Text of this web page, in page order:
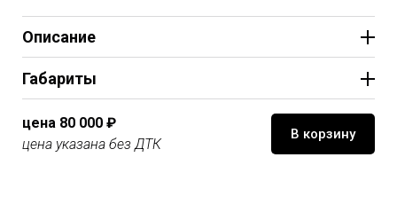
Описание
Габариты
В корзину
цена 80 000 ₽
цена указана без ДТК